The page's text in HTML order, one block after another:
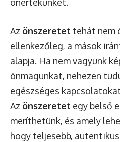
Az önszeretet tehát nem
ellenkezőleg, a mások
alapja. Ha nem vagyunk
önmagunkat, nehezen
egészséges
Az önszeretet egy belső
meríthetünk, és amely
hogy teljesebb,